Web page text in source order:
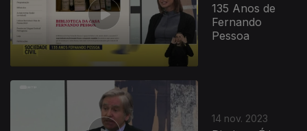
135 Anos de
Fernando
Pessoa
14 nov. 2023